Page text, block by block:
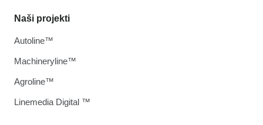
Naši projekti
Autoline™
Machineryline™
Agroline™
Linemedia Digital ™